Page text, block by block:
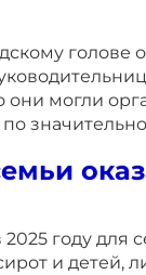
голове
они могли
2025 году для
и детей,